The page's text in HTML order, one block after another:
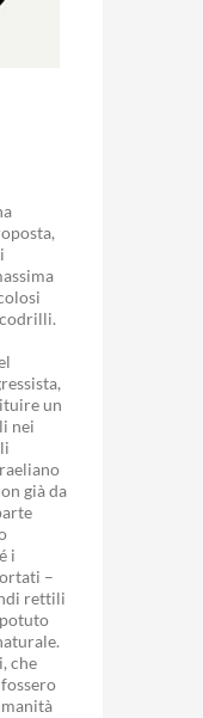
un
nei
già da
i
–
rettili
che